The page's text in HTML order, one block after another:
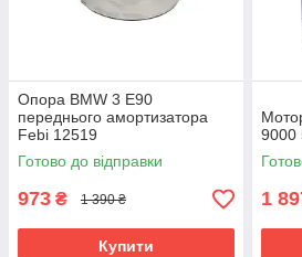
Опора BMW 3 E90
переднього амортизатора
Febi 12519
Готово до відправки
973 ₴ 1 390 ₴
Купити
9000
1